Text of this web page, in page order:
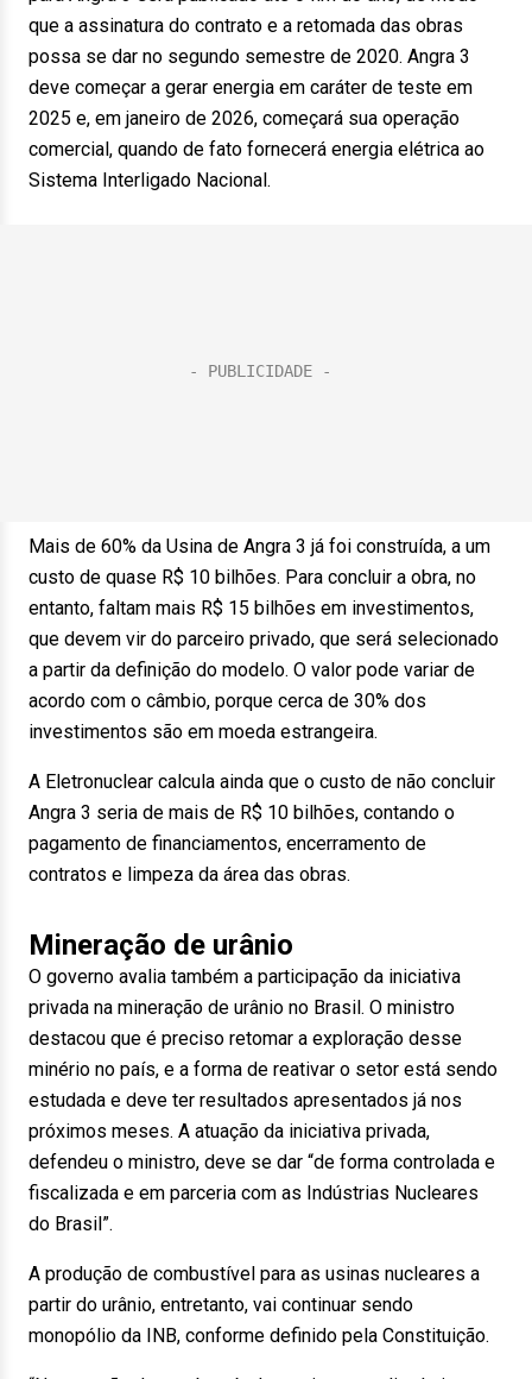
que a assinatura do contrato e a retomada das obras
possa se dar no segundo semestre de 2020. Angra 3
deve começar a gerar energia em caráter de teste em
2025 e, em janeiro de 2026, começará sua operação
comercial, quando de fato fornecerá energia elétrica ao
Sistema Interligado Nacional.
Mais de 60% da Usina de Angra 3 já foi construída, a um
custo de quase R$ 10 bilhões. Para concluir a obra, no
entanto, faltam mais R$ 15 bilhões em investimentos,
que devem vir do parceiro privado, que será selecionado
a partir da definição do modelo. O valor pode variar de
acordo com o câmbio, porque cerca de 30% dos
investimentos são em moeda estrangeira.
A Eletronuclear calcula ainda que o custo de não concluir
Angra 3 seria de mais de R$ 10 bilhões, contando o
pagamento de financiamentos, encerramento de
contratos e limpeza da área das obras.
Mineração de urânio
O governo avalia também a participação da iniciativa
privada na mineração de urânio no Brasil. O ministro
destacou que é preciso retomar a exploração desse
minério no país, e a forma de reativar o setor está sendo
estudada e deve ter resultados apresentados já nos
próximos meses. A atuação da iniciativa privada,
defendeu o ministro, deve se dar “de forma controlada e
fiscalizada e em parceria com as Indústrias Nucleares
do Brasil”.
A produção de combustível para as usinas nucleares a
partir do urânio, entretanto, vai continuar sendo
monopólio da INB, conforme definido pela Constituição.